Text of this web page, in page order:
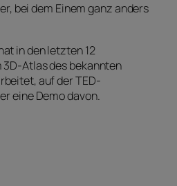
bei dem Einem ganz anders
in den letzten 12
3D-Atlas des bekannten
auf der TED-
eine Demo davon.